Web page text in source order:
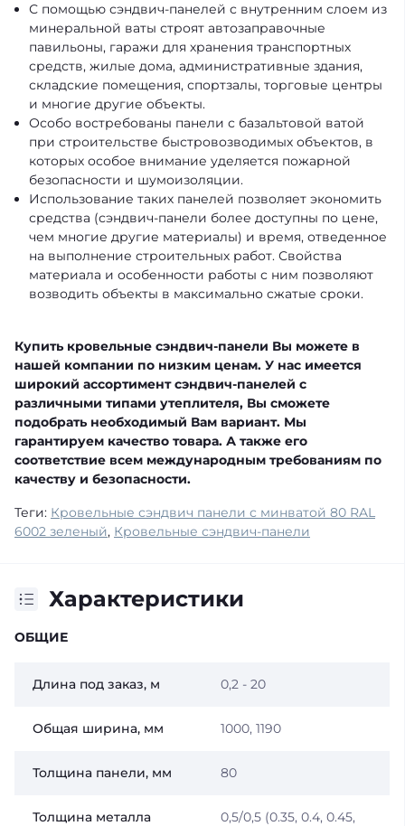
С помощью сэндвич-панелей с внутренним слоем из
минеральной ваты строят автозаправочные
павильоны, гаражи для хранения транспортных
средств, жилые дома, административные здания,
складские помещения, спортзалы, торговые центры
и многие другие объекты.
Особо востребованы панели с базальтовой ватой
при строительстве быстровозводимых объектов, в
которых особое внимание уделяется пожарной
безопасности и шумоизоляции.
Использование таких панелей позволяет экономить
средства (сэндвич-панели более доступны по цене,
чем многие другие материалы) и время, отведенное
на выполнение строительных работ. Свойства
материала и особенности работы с ним позволяют
возводить объекты в максимально сжатые сроки.
Купить кровельные сэндвич-панели Вы можете в
нашей компании по низким ценам. У нас имеется
широкий ассортимент сэндвич-панелей с
различными типами утеплителя, Вы сможете
подобрать необходимый Вам вариант. Мы
гарантируем качество товара. А также его
соответствие всем международным требованиям по
качеству и безопасности.
Теги: Кровельные сэндвич панели с минватой 80 RAL
6002 зеленый, Кровельные сэндвич-панели
Характеристики
ОБЩИЕ
Длина под заказ, м 0,2 - 20
Общая ширина, мм 1000, 1190
Толщина панели, мм 80
Толщина металла
0,5/0,5 (0.35, 0.4, 0.45,